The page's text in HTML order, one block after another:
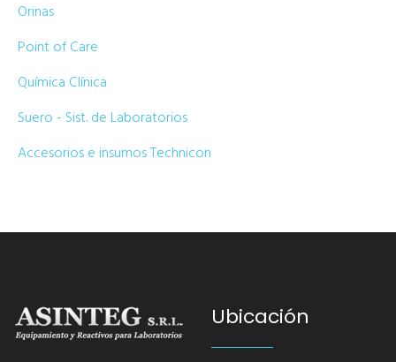
Orinas
Point of Care
Química Clínica
Suero - Sist. de Laboratorios
Accesorios e insumos Technicon
Ubicación